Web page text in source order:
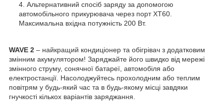
Альтернативний спосіб заряду за допомогою
автомобільного прикурювача через порт XT60.
Максимальна вхідна потужність 200 Вт.
WAVE 2 – найкращий кондиціонер та обігрівач з додатковим
змінним акумулятором! Заряджайте його швидко від мережі
змінного струму, сонячної батареї, автомобіля або
електростанції. Насолоджуйтесь прохолодним або теплим
повітрям у будь-який час та в будь-якому місці завдяки
гнучкості кількох варіантів заряджання.